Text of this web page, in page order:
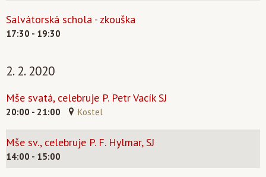
Salvátorská schola - zkouška
17:30 - 19:30
2. 2. 2020
Mše svatá, celebruje P. Petr Vacík SJ
20:00 - 21:00 Kostel
Mše sv., celebruje P. F. Hylmar, SJ
14:00 - 15:00